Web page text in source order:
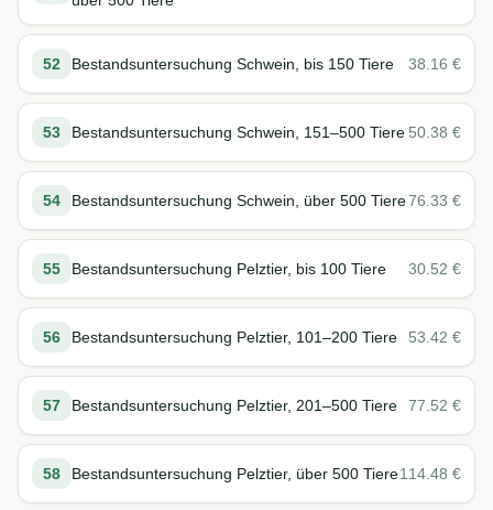
52 Bestandsuntersuchung Schwein, bis 150 Tiere 38.16 €
53 Bestandsuntersuchung Schwein, 151–500 Tiere 50.38 €
54 Bestandsuntersuchung Schwein, über 500 Tiere76.33 €
55 Bestandsuntersuchung Pelztier, bis 100 Tiere 30.52 €
56 Bestandsuntersuchung Pelztier, 101–200 Tiere 53.42 €
57 Bestandsuntersuchung Pelztier, 201–500 Tiere 77.52 €
58 Bestandsuntersuchung Pelztier, über 500 Tiere114.48 €